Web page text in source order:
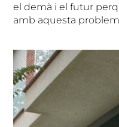
el demà i el futur
amb aquesta